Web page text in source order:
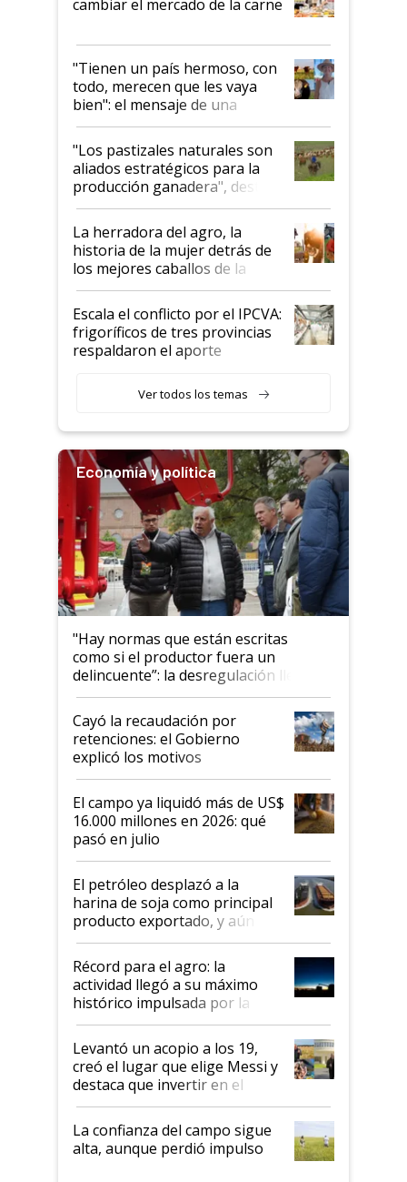
cambiar el mercado de la carne
"Tienen un país hermoso, con
todo, merecen que les vaya
bien": el mensaje de una
ganadera uruguaya sobre las
oportunidades que se abren
para el agro en Argentina, con
foco en la carne
"Los pastizales naturales son
aliados estratégicos para la
producción ganadera", destaca
la iniciativa que ya reúne a 46
establecimientos en Argentina
La herradora del agro, la
historia de la mujer detrás de
los mejores caballos de la
Argentina y los mitos que
todavía hacen sufrir a estos
animales: "Mientras me
descalificaban, yo seguí
haciendo currículum"
Escala el conflicto por el IPCVA:
frigoríficos de tres provincias
respaldaron el aporte
Ver todos los temas
Economía y política
"Hay normas que están escritas
como si el productor fuera un
delincuente”: la desregulación llegó
al Congreso Aapresid y hasta se
habló del financiamiento al IPCVA
Cayó la recaudación por
retenciones: el Gobierno
explicó los motivos
El campo ya liquidó más de US$
16.000 millones en 2026: qué
pasó en julio
El petróleo desplazó a la
harina de soja como principal
producto exportado, y aún así
el agro aportó casi seis de cada
diez dólares y sostuvo el
liderazgo en un semestre
récord
Récord para el agro: la
actividad llegó a su máximo
histórico impulsada por la
cosecha y las exportaciones
Levantó un acopio a los 19,
creó el lugar que elige Messi y
destaca que invertir en el
kirchnerismo era como "darle
plata a un hijo para droga":
Juan Félix Rossetti, el libertario
que de una dura crisis salió
La confianza del campo sigue
alta, aunque perdió impulso